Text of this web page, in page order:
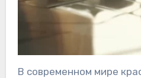
В современном мире